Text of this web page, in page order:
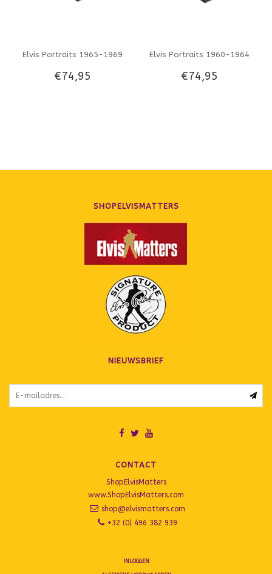
Elvis Portraits 1965-1969
Photobook
€74,95
Elvis Portraits 1960-1964
Photobook
€74,95
SHOPELVISMATTERS
NIEUWSBRIEF
CONTACT
ShopElvisMatters
www.ShopElvisMatters.com
shop@elvismatters.com
+32 (0) 496 382 939
INLOGGEN